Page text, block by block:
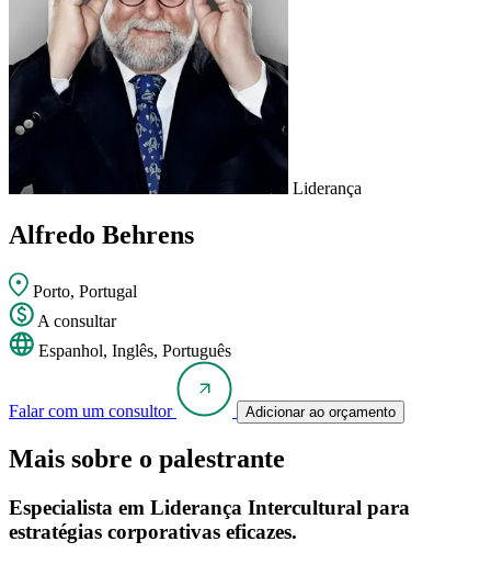
Liderança
Alfredo Behrens
Porto, Portugal
A consultar
Espanhol, Inglês, Português
Falar com um consultor Adicionar ao orçamento
Mais sobre o palestrante
Especialista em Liderança Intercultural para
estratégias corporativas eficazes.